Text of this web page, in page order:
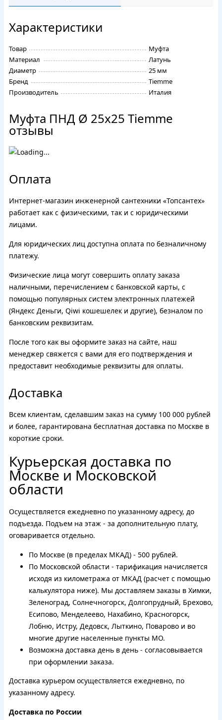
Характеристики
Товар
Муфта
Материал
Латунь
Диаметр
25 мм
Бренд
Tiemme
Производитель
Италия
Муфта ПНД Ø 25х25 Tiemme
отзывы
Оплата
Интернет-магазин инженерной сантехники «Топсантех»
работает как с физическими, так и с юридическими
лицами.
Для юридических лиц доступна оплата по безналичному
платежу.
Физические лица могут совершить оплату заказа
наличными, перечислением с банковской карты, с
помощью популярных систем электронных платежей
(Яндекс Деньги, Qiwi кошешелек и другие), безналом по
банковским реквизитам.
После того как вы оформите заказ на сайте, наш
менеджер свяжется с вами для его подтверждения и
предоставит необходимые реквизиты для оплаты.
Доставка
Всем клиентам, сделавшим заказ на сумму 100 000 рублей
и более, гарантирована бесплатная доставка по Москве в
короткие сроки.
Курьерская доставка по
Москве и Московской
области
Осуществляется ежедневно по указанному адресу, до
подъезда. Подъем на этаж - за дополнительную плату,
оговаривается отдельно.
По Москве (в пределах МКАД) - 500 рублей.
По Московской области - тарификация начисляется
исходя из километража от МКАД (расчет с помощью
калькулятора ниже). Мы доставляем заказы в Химки,
Зеленоград, Солнечногорск, Долгопрудный, Брехово,
Есипово, Менделеево, Нахабино, Красногорск,
Лобню, Истру, Дедовск, Лыткино, Поварово и во
многие другие населенные пункты МО.
Возможна доставка день в день - согласовывается
при оформлении заказа.
Доставка курьером осуществляется ежедневно, по
указанному адресу.
Доставка по России